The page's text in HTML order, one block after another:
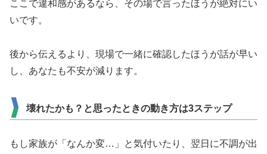
ここで違和感があるなら、その場で言ったほうが絶対にい
いです。
後から伝えるより、現場で一緒に確認したほうが話が早い
し、あなたも不安が減ります。
壊れたかも？と思ったときの動き方は3ステップ
もし家族が「なんか変…」と気付いたり、翌日に不調が出